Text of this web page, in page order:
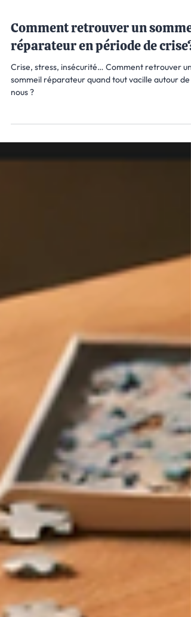
Comment retrouver un
réparateur en période de crise?
Crise, stress, insécurité… Comment retrouver un
nous ?